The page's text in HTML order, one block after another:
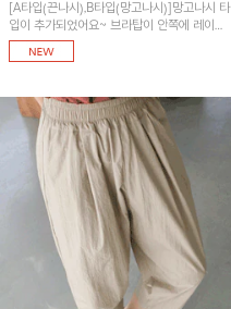
[A타입(끈나시),B타입(망고나시)]망고나시 타
입이 추가되었어요~ 브라탑이 안쪽에 레이어
드 되어 실용적인 나시!